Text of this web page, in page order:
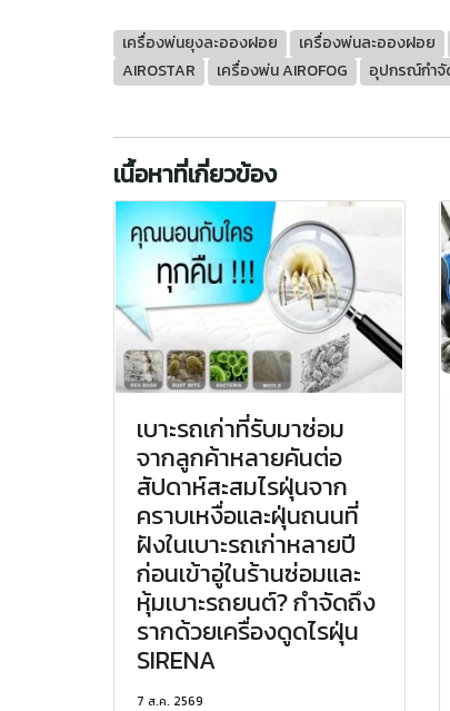
เครื่องพ่นยุงละอองฝอย เครื่องพ่นละอองฝอย
AIROSTAR
เครื่องพ่น AIROFOG อุปกรณ์กำจั
เนื้อหาที่เกี่ยวข้อง
เบาะรถเก่าที่รับมาซ่อม
จากลูกค้าหลายคันต่อ
สัปดาห์สะสมไรฝุ่นจาก
คราบเหงื่อและฝุ่นถนนที่
ฝังในเบาะรถเก่าหลายปี
ก่อนเข้าอู่ในร้านซ่อมและ
หุ้มเบาะรถยนต์? กำจัดถึง
รากด้วยเครื่องดูดไรฝุ่น
SIRENA
7 ส.ค. 2569